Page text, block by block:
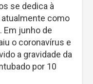
se dedica à
atualmente como
Em junho de
o coronavírus e
a gravidade da
por 10